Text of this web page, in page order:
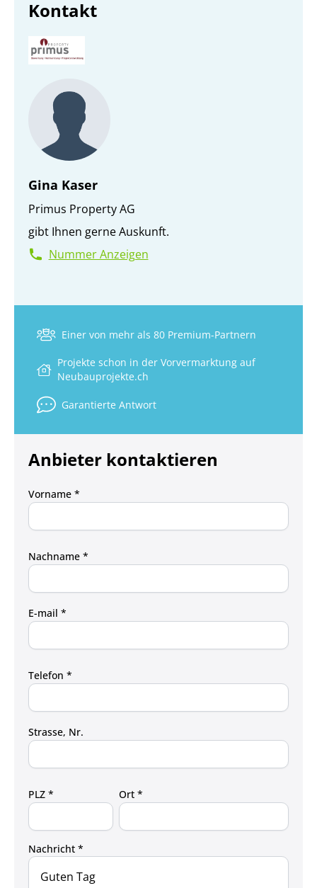
Kontakt
Gina Kaser
Primus Property AG
gibt Ihnen gerne Auskunft.
Nummer Anzeigen
Einer von mehr als 80 Premium-Partnern
Projekte schon in der Vorvermarktung auf
Neubauprojekte.ch
Garantierte Antwort
Anbieter kontaktieren
Vorname *
Nachname *
E-mail *
Telefon *
Strasse, Nr.
PLZ * Ort *
Nachricht *